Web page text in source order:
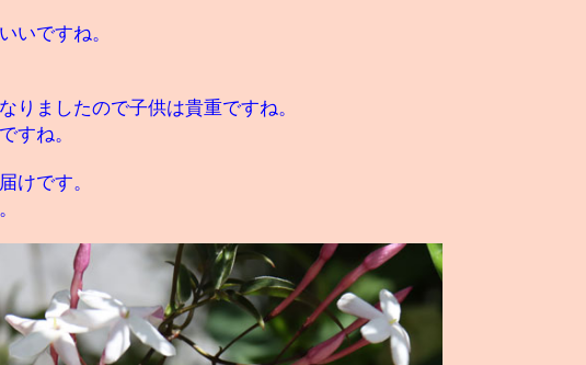
いですね。
ましたので子供は貴重ですね。
すね。
けです。